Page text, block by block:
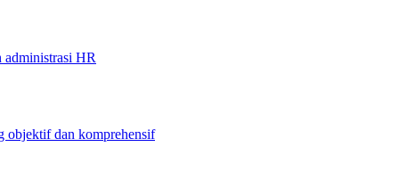
administrasi HR
objektif dan komprehensif